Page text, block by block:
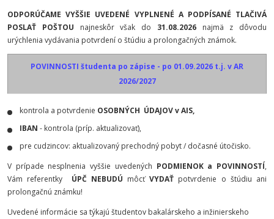
ODPORÚČAME VYŠŠIE UVEDENÉ VYPLNENÉ A PODPÍSANÉ TLAČIVÁ
POSLAŤ POŠTOU najneskôr však do 31.08.2026najmä z dôvodu
urýchlenia vydávania potvrdení o štúdiu a prolongačných známok.
POVINNOSTI študenta po zápise - po 01.09.2026 t.j. v AR
2026/2027
kontrola a potvrdenie OSOBNÝCH ÚDAJOV v AIS,
IBAN - kontrola (príp. aktualizovať),
pre cudzincov: aktualizovaný prechodný pobyt / dočasné útočisko.
V prípade nesplnenia vyššie uvedených PODMIENOK a POVINNOSTÍ,
Vám referentky ÚPČ NEBUDÚ môcťVYDAŤ potvrdenie o štúdiu ani
prolongačnú známku!
Uvedené informácie sa týkajú študentov bakalárskeho a inžinierskeho